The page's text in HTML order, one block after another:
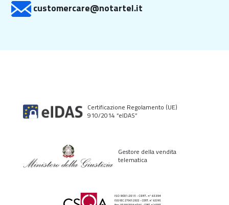
customercare@notartel.it
Certificazione Regolamento (UE)
910/2014 “elDAS”
Gestore della vendita
telematica